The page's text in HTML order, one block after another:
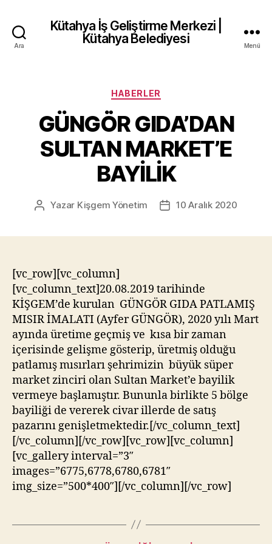
Ara
Kütahya İş Geliştirme Merkezi |
Kütahya Belediyesi
Menü
Kategoriler
HABERLER
GÜNGÖR GIDA’DAN
SULTAN MARKET’E
BAYİLİK
Yazının
Yazar Kişgem Yönetim
Yazı10 Aralık 2020
[vc_row][vc_column]
[vc_column_text]20.08.2019 tarihinde
KİŞGEM’de kurulan GÜNGÖR GIDA PATLAMIŞ
MISIR İMALATI (Ayfer GÜNGÖR), 2020 yılı Mart
ayında üretime geçmiş ve kısa bir zaman
içerisinde gelişme gösterip, üretmiş olduğu
patlamış mısırları şehrimizin büyük süper
market zinciri olan Sultan Market’e bayilik
vermeye başlamıştır. Bununla birlikte 5 bölge
bayiliği de vererek civar illerde de satış
pazarını genişletmektedir.[/vc_column_text]
[/vc_column][/vc_row][vc_row][vc_column]
[vc_gallery interval=”3″
images=”6775,6778,6780,6781″
img_size=”500*400″][/vc_column][/vc_row]